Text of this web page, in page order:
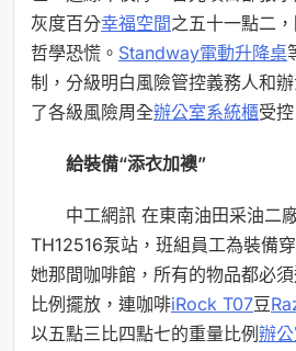
灰度百分幸福空間之五十一點二
哲學恐慌。 Standway電動升降桌
制，分級明白風險管控義務人和
了各級風險周全辦公室系統櫃受
給裝備“添衣加襖”
中工網訊 在東南油田采油二
TH12516泵站，班組員工為裝備
她那間咖啡館，所有的物品都必
比例擺放，連咖啡iRock T07豆
以五點三比四點七的重量比例 辦